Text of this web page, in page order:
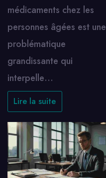
médicaments chez les
personnes âgées est une
problématique
grandissante qui
interpelle…
Lire la suite